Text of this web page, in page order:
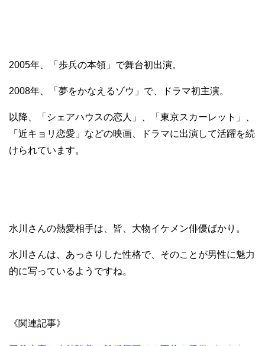
2005年、「歩兵の本領」で舞台初出演。
2008年、「夢をかなえるゾウ」で、ドラマ初主演。
以降、「シェアハウスの恋人」、「東京スカーレット」、
「近キョリ恋愛」などの映画、ドラマに出演して活躍を続
けられています。
水川さんの熱愛相手は、皆、大物イケメン俳優ばかり。
水川さんは、あっさりした性格で、そのことが男性に魅力
的に写っているようですね。
《関連記事》